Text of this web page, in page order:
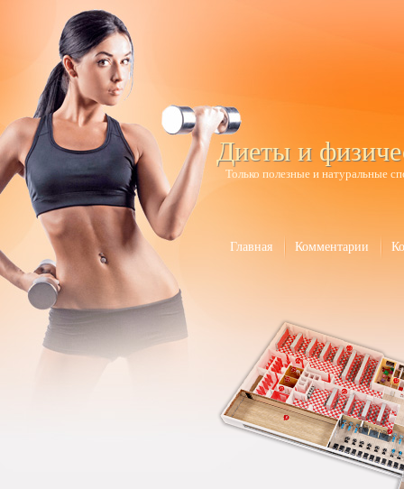
Диеты и
Только полезные и натуральные
Главная Комментарии